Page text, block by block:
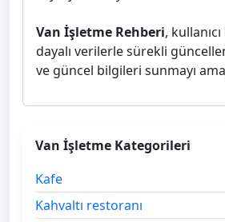
Van İşletme Rehberi,
dayalı verilerle sürekli
ve güncel bilgileri sunmayı
Van İşletme Kategorileri
Kafe
Kahvaltı restoranı